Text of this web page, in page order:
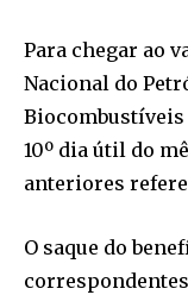
Para chegar ao
Nacional do
Biocombustíveis
10º dia útil do
anteriores
O saque do